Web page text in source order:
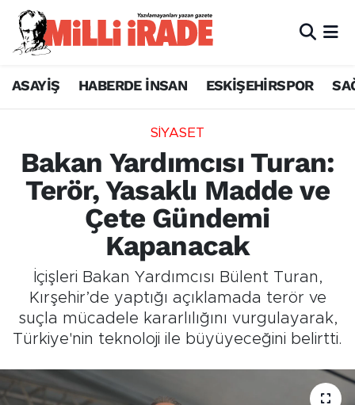
ASAYİŞ HABERDE İNSAN ESKİŞEHİRSPOR
SİYASET
Bakan Yardımcısı Turan:
Terör, Yasaklı Madde ve
Çete Gündemi
Kapanacak
İçişleri Bakan Yardımcısı Bülent Turan,
Kırşehir’de yaptığı açıklamada terör ve
suçla mücadele kararlılığını vurgulayarak,
Türkiye'nin teknoloji ile büyüyeceğini belirtti.